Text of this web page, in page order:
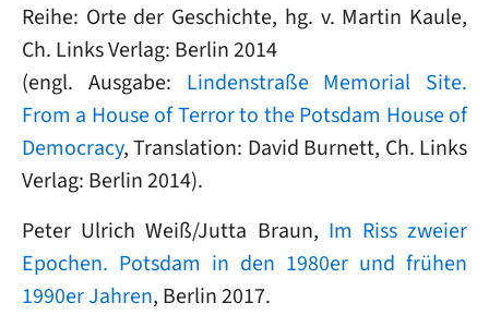
Reihe: Orte der Geschichte, hg. v. Martin Kaule,
Ch. Links Verlag: Berlin 2014
(engl. Ausgabe: Lindenstraße Memorial Site.
From a House of Terror to the Potsdam House of
Democracy, Translation: David Burnett, Ch. Links
Verlag: Berlin 2014).
Peter Ulrich Weiß/Jutta Braun, Im Riss zweier
Epochen. Potsdam in den 1980er und frühen
1990er Jahren, Berlin 2017.